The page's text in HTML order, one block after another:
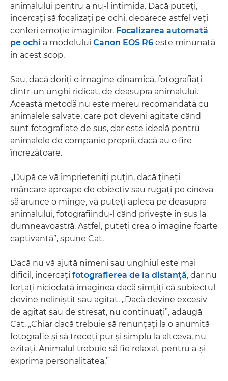
animalului pentru a nu-l intimida. Dacă puteţi,
încercaţi să focalizaţi pe ochi, deoarece astfel veţi
conferi emoţie imaginilor. Focalizarea automată
pe ochi a modelului Canon EOS R6 este minunată
în acest scop.
Sau, dacă doriţi o imagine dinamică, fotografiaţi
dintr-un unghi ridicat, de deasupra animalului.
Această metodă nu este mereu recomandată cu
animalele salvate, care pot deveni agitate când
sunt fotografiate de sus, dar este ideală pentru
animalele de companie proprii, dacă au o fire
încrezătoare.
„După ce vă împrieteniţi puţin, dacă ţineţi
mâncare aproape de obiectiv sau rugaţi pe cineva
să arunce o minge, vă puteţi apleca pe deasupra
animalului, fotografiindu-l când priveşte în sus la
dumneavoastră. Astfel, puteţi crea o imagine foarte
captivantă”, spune Cat.
Dacă nu vă ajută nimeni sau unghiul este mai
dificil, încercaţi fotografierea de la distanţă, dar nu
forţaţi niciodată imaginea dacă simţiţi că subiectul
devine neliniştit sau agitat. „Dacă devine excesiv
de agitat sau de stresat, nu continuaţi”, adaugă
Cat. „Chiar dacă trebuie să renunţaţi la o anumită
fotografie şi să treceţi pur şi simplu la altceva, nu
ezitaţi. Animalul trebuie să fie relaxat pentru a-şi
exprima personalitatea.”